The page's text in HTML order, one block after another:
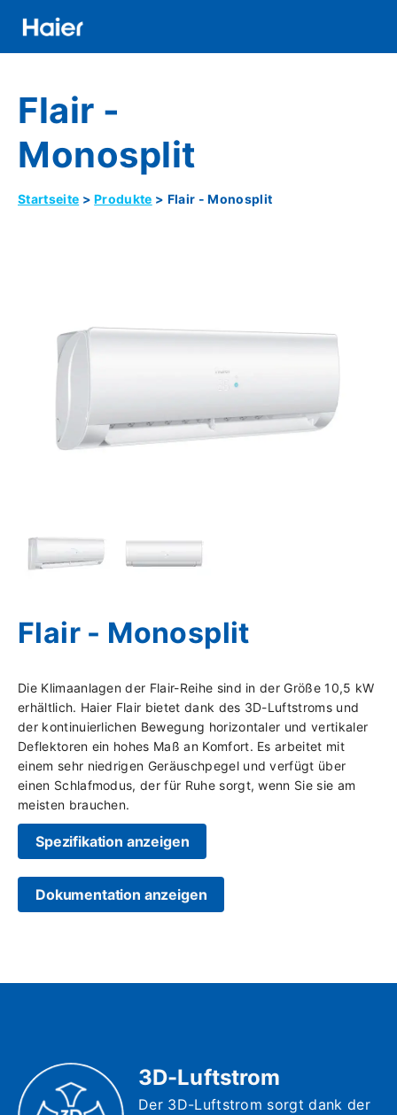
zum
Inhalt
Flair -
Monosplit
Startseite Produkte Flair - Monosplit
Flair - Monosplit
Die Klimaanlagen der Flair-Reihe sind in der Größe 10,5 kW
erhältlich. Haier Flair bietet dank des 3D-Luftstroms und
der kontinuierlichen Bewegung horizontaler und vertikaler
Deflektoren ein hohes Maß an Komfort. Es arbeitet mit
einem sehr niedrigen Geräuschpegel und verfügt über
einen Schlafmodus, der für Ruhe sorgt, wenn Sie sie am
meisten brauchen.
Spezifikation anzeigen
Dokumentation anzeigen
3D-Luftstrom
Der 3D-Luftstrom sorgt dank der